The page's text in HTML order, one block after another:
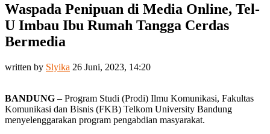
Waspada Penipuan di Media Online, Tel-
U Imbau Ibu Rumah Tangga Cerdas
Bermedia
written by Slyika 26 Juni, 2023, 14:20
BANDUNG – Program Studi (Prodi) Ilmu Komunikasi, Fakultas
Komunikasi dan Bisnis (FKB) Telkom University Bandung
menyelenggarakan program pengabdian masyarakat.